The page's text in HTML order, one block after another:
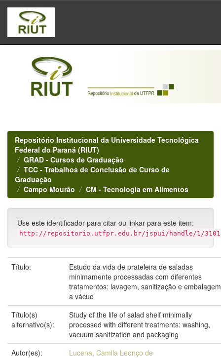
Skip
navigation
Repositório Institucional da Universidade Tecnológica
Federal do Paraná (RIUT)
GRAD - Cursos de Graduação
TCC - Trabalhos de Conclusão de Curso de
Graduação
Campo Mourão
CM - Tecnologia em Alimentos
Use este identificador para citar ou linkar para este item:
http://repositorio.utfpr.edu.br/jspui/handle/1/
Título:
Estudo da vida de prateleira de saladas
minimamente processadas com diferentes
tratamentos: lavagem, sanitização e embalagem
a vácuo
Título(s)
alternativo(s):
Study of the life of salad shelf minimally
processed with different treatments: washing,
vacuum sanitization and packaging
Autor(es):
Lucena, Camila Leonço de